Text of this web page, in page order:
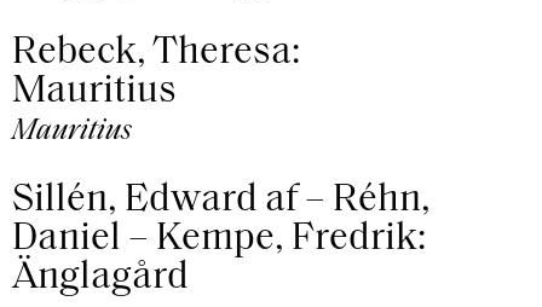
Rebeck, Theresa:
Mauritius
Mauritius
Sillén, Edward af – Réhn,
Daniel – Kempe, Fredrik:
Änglagård